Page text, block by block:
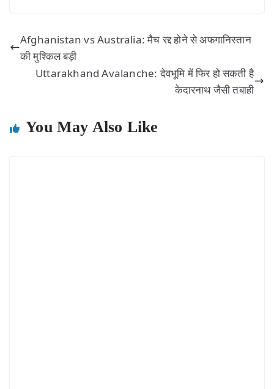
Afghanistan vs Australia: मैच रद्द होने से अफगानिस्तान
की मुश्किल बड़ी
Uttarakhand Avalanche: देवभूमि में फिर हो सकती है
केदारनाथ जैसी तबाही
You May Also Like